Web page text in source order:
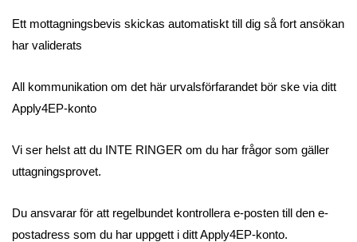
Ett mottagningsbevis skickas automatiskt till dig så fort ansökan
har validerats
All kommunikation om det här urvalsförfarandet bör ske via ditt
Apply4EP-konto
Vi ser helst att du INTE RINGER om du har frågor som gäller
uttagningsprovet.
Du ansvarar för att regelbundet kontrollera e-posten till den e-
postadress som du har uppgett i ditt Apply4EP-konto.